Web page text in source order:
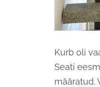
Kurb oli
Seati
määratud.